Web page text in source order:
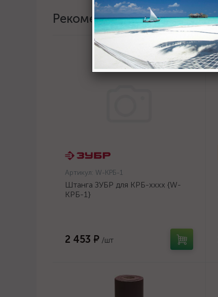
Рекомендации
Артикул: W-КРБ-1
Штанга ЗУБР для КРБ-хххх {W-
КРБ-1}
2 453 ₽ /шт